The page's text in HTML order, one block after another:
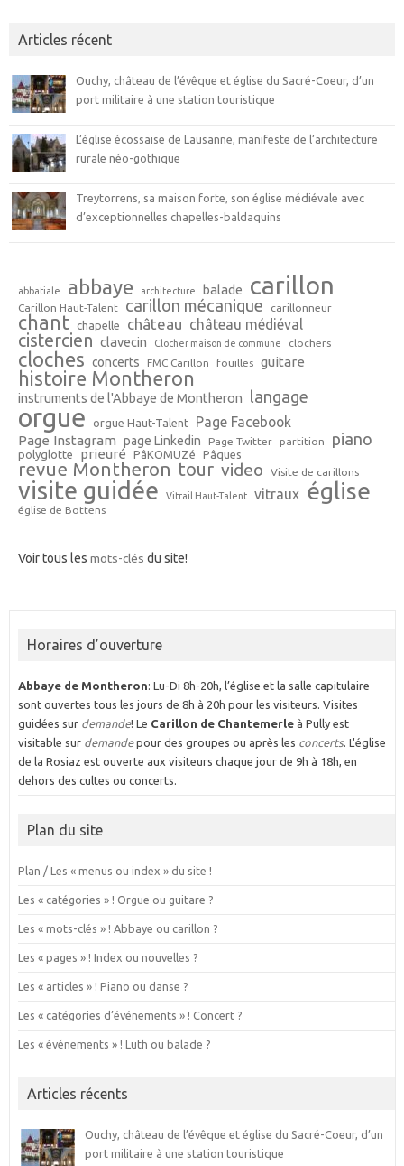
Articles récent
Ouchy, château de l’évêque et église du Sacré-Coeur, d’un
port militaire à une station touristique
L’église écossaise de Lausanne, manifeste de l’architecture
rurale néo-gothique
Treytorrens, sa maison forte, son église médiévale avec
d’exceptionnelles chapelles-baldaquins
abbatiale abbaye architecture balade carillon
Carillon Haut-Talent carillon mécanique carillonneur
chant chapelle château château médiéval
cistercien clavecin Clocher maison de commune clochers
cloches concerts FMC Carillon fouilles guitare
histoire Montheron
instruments de l'Abbaye de Montheron langage
orgue orgue Haut-Talent Page Facebook
Page Instagram page Linkedin Page Twitter partition piano
polyglotte prieuré PâKOMUZé Pâques
revue Montheron tour video Visite de carillons
visite guidée Vitrail Haut-Talent vitraux église
église de Bottens
Voir tous les mots-clés du site!
Horaires d’ouverture
Abbaye de Montheron: Lu-Di 8h-20h, l’église et la salle capitulaire
sont ouvertes tous les jours de 8h à 20h pour les visiteurs. Visites
guidées sur demande! Le Carillon de Chantemerleà Pully est
visitable sur demandepour des groupes ou après les concerts. L'église
de la Rosiaz est ouverte aux visiteurs chaque jour de 9h à 18h, en
dehors des cultes ou concerts.
Plan du site
Plan / Les « menus ou index » du site !
Les « catégories » ! Orgue ou guitare ?
Les « mots-clés » ! Abbaye ou carillon ?
Les « pages » ! Index ou nouvelles ?
Les « articles » ! Piano ou danse ?
Les « catégories d’événements » ! Concert ?
Les « événements » ! Luth ou balade ?
Articles récents
Ouchy, château de l’évêque et église du Sacré-Coeur, d’un
port militaire à une station touristique